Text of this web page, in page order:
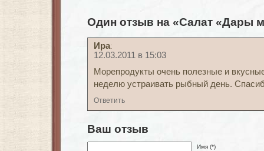
Один отзыв на «Салат «Дары
Ира:
12.03.2011 в 15:03
Морепродукты очень полезные и
неделю устраивать рыбный день.
Ответить
Ваш отзыв
Имя (*)